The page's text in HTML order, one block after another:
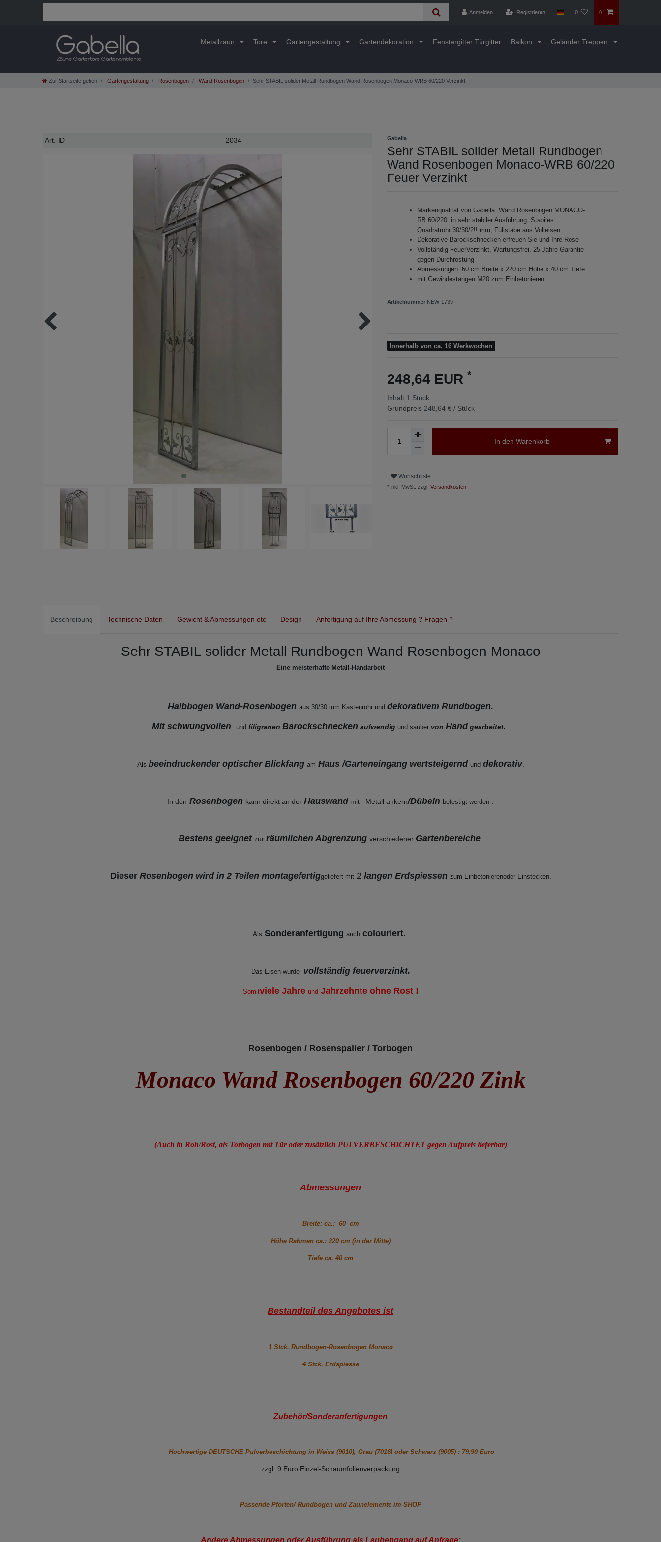
Anmelden Registrieren 0 0
Metallzaun Tore Gartengestaltung Gartendekoration Fenstergitter Türgitter Balkon Geländer Treppen
Zur Startseite gehen Gartengestaltung Rosenbögen Wand Rosenbögen Sehr STABIL solider Metall Rundbogen Wand Rosenbogen Monaco-WRB 60/220 Verzinkt
Technisches
Wert
Art.-ID 2034 Gabella
Sehr STABIL solider Metall Rundbogen
Wand Rosenbogen Monaco-WRB 60/220
Feuer Verzinkt
Markenqualität von Gabella: Wand Rosenbogen MONACO-
RB 60/220 in sehr stabiler Ausführung: Stabiles
Quadratrohr 30/30/2!! mm, Füllstäbe aus Volleisen
Dekorative Barockschnecken erfreuen Sie und Ihre Rose
Vollständig FeuerVerzinkt, Wartungsfrei, 25 Jahre Garantie
gegen Durchrostung
Abmessungen: 60 cm Breite x 220 cm Höhe x 40 cm Tiefe
mit Gewindestangen M20 zum Einbetonieren
Artikelnummer NEW-1739
Innerhalb von ca. 16 Werkwochen
248,64 EUR *
Inhalt 1 Stück
Grundpreis 248,64 € / Stück
In den Warenkorb
Wunschliste
* inkl. MwSt. zzgl. Versandkosten
Beschreibung Technische Daten Gewicht & Abmessungen etc Design Anfertigung auf Ihre Abmessung ? Fragen ?
Sehr STABIL solider Metall Rundbogen Wand Rosenbogen Monaco
Eine meisterhafte Metall-Handarbeit
Halbbogen Wand-Rosenbogen aus 30/30 mm Kastenrohr und dekorativem Rundbogen.
Mit schwungvollen und filigranen Barockschnecken aufwendig und saubervon Handgearbeitet.
Als beeindruckender optischer Blickfang am Haus /Garteneingang wertsteigernd unddekorativ.
In den Rosenbogen kann direkt an der Hauswand mit Metall ankern/Dübeln befestigt werden
Bestens geeignet zur räumlichen Abgrenzung verschiedener Gartenbereiche
DieserRosenbogen wird in 2 Teilen montagefertiggeliefert mit2 langen Erdspiessen zum Einbetonierenoder Einstecken.
Als Sonderanfertigung auch colouriert.
Das Eisen wurde vollständig feuerverzinkt.
Somitviele Jahre undJahrzehnte ohne Rost !
Rosenbogen / Rosenspalier / Torbogen
Monaco Wand Rosenbogen 60/220 Zink
(Auch in Roh/Rost, als Torbogen mit Tür oder zusätzlich PULVERBESCHICHTET gegen Aufpreis lieferbar)
Abmessungen
Breite: ca.: 60 cm
Höhe Rahmen ca.: 220 cm (in der Mitte)
Tiefe ca. 40 cm
Bestandteil des Angebotes ist
1 Stck. Rundbogen-Rosenbogen Monaco
4 Stck. Erdspiesse
Zubehör/Sonderanfertigungen
Hochwertige DEUTSCHE Pulverbeschichtung in Weiss (9010), Grau (7016) oder Schwarz (9005) : 79,90 Euro
zzgl. 9 Euro Einzel-Schaumfolienverpackung
Passende Pforten/ Rundbogen und Zaunelemente im SHOP
Andere Abmessungen oder Ausführung als Laubengang auf Anfrage: